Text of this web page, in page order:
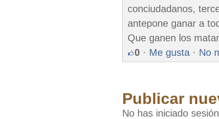
conciudadanos,
antepone ganar a
Que ganen los
0 · Me gusta · No
Publicar
No has iniciado